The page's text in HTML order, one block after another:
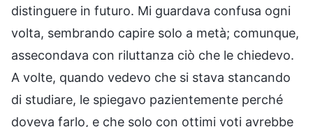
distinguere in futuro. Mi guardava confusa ogni
volta, sembrando capire solo a metà; comunque,
assecondava con riluttanza ciò che le chiedevo.
A volte, quando vedevo che si stava stancando
di studiare, le spiegavo pazientemente perché
doveva farlo, e che solo con ottimi voti avrebbe